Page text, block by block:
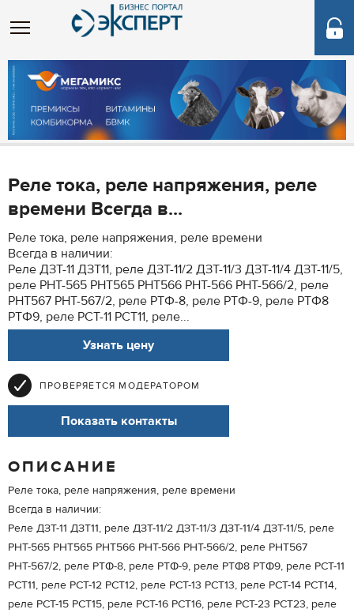
Реле тока, реле напряжения, реле
времени Всегда в...
Реле тока, реле напряжения, реле времени
Всегда в наличии:
Реле ДЗТ-11 ДЗТ11, реле ДЗТ-11/2 ДЗТ-11/3 ДЗТ-11/4 ДЗТ-11/5,
реле РНТ-565 РНТ565 РНТ566 РНТ-566 РНТ-566/2, реле
РНТ567 РНТ-567/2, реле РТФ-8, реле РТФ-9, реле РТФ8
РТФ9, реле РСТ-11 РСТ11, реле...
Узнать цену
ПРОВЕРЯЕТСЯ МОДЕРАТОРОМ
Показать контакты
ОПИСАНИЕ
Реле тока, реле напряжения, реле времени
Всегда в наличии:
Реле ДЗТ-11 ДЗТ11, реле ДЗТ-11/2 ДЗТ-11/3 ДЗТ-11/4 ДЗТ-11/5, реле
РНТ-565 РНТ565 РНТ566 РНТ-566 РНТ-566/2, реле РНТ567
РНТ-567/2, реле РТФ-8, реле РТФ-9, реле РТФ8 РТФ9, реле РСТ-11
РСТ11, реле РСТ-12 РСТ12, реле РСТ-13 РСТ13, реле РСТ-14 РСТ14,
реле РСТ-15 РСТ15, реле РСТ-16 РСТ16, реле РСТ-23 РСТ23, реле